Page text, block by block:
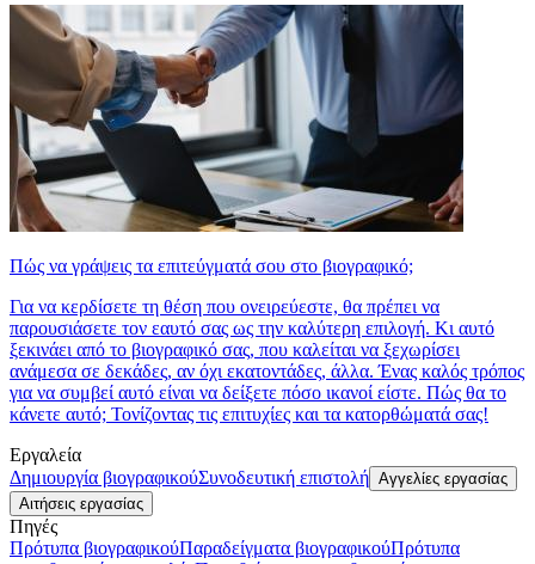
Πώς να γράψεις τα επιτεύγματά σου στο βιογραφικό;
Για να κερδίσετε τη θέση που ονειρεύεστε, θα πρέπει να
παρουσιάσετε τον εαυτό σας ως την καλύτερη επιλογή. Κι αυτό
ξεκινάει από το βιογραφικό σας, που καλείται να ξεχωρίσει
ανάμεσα σε δεκάδες, αν όχι εκατοντάδες, άλλα. Ένας καλός τρόπος
για να συμβεί αυτό είναι να δείξετε πόσο ικανοί είστε. Πώς θα το
κάνετε αυτό; Τονίζοντας τις επιτυχίες και τα κατορθώματά σας!
Εργαλεία
Δημιουργία βιογραφικούΣυνοδευτική επιστολή Αγγελίες εργασίας
Αιτήσεις εργασίας
Πηγές
Πρότυπα βιογραφικούΠαραδείγματα βιογραφικούΠρότυπα